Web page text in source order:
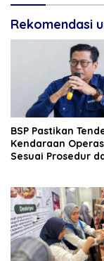
Rekomendasi
BSP Pastikan
Kendaraan
Sesuai Prosedur